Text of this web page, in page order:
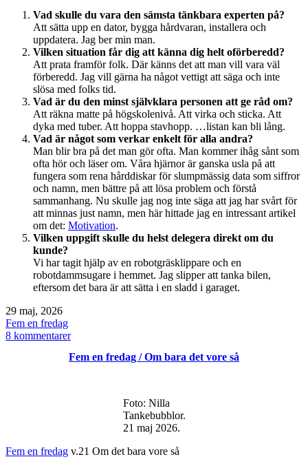
Vad skulle du vara den sämsta tänkbara experten på?
Att sätta upp en dator, bygga hårdvaran, installera och
uppdatera. Jag ber min man.
Vilken situation får dig att känna dig helt oförberedd?
Att prata framför folk. Där känns det att man vill vara väl
förberedd. Jag vill gärna ha något vettigt att säga och inte
slösa med folks tid.
Vad är du den minst självklara personen att ge råd om?
Att räkna matte på högskolenivå. Att virka och sticka. Att
dyka med tuber. Att hoppa stavhopp. …listan kan bli lång.
Vad är något som verkar enkelt för alla andra?
Man blir bra på det man gör ofta. Man kommer ihåg sånt som
ofta hör och läser om. Våra hjärnor är ganska usla på att
fungera som rena hårddiskar för slumpmässig data som siffror
och namn, men bättre på att lösa problem och förstå
sammanhang. Nu skulle jag nog inte säga att jag har svårt för
att minnas just namn, men här hittade jag en intressant artikel
om det: Motivation.
Vilken uppgift skulle du helst delegera direkt om du
kunde?
Vi har tagit hjälp av en robotgräsklippare och en
robotdammsugare i hemmet. Jag slipper att tanka bilen,
eftersom det bara är att sätta i en sladd i garaget.
Publicerat
den
29 maj, 2026
Kategoriserat
som
Fem en fredag
8 kommentarertill
en
Fem en fredag / Om bara det vore så
Foto: Nilla
Tankebubblor.
21 maj 2026.
Fem en fredag v.21 Om det bara vore så